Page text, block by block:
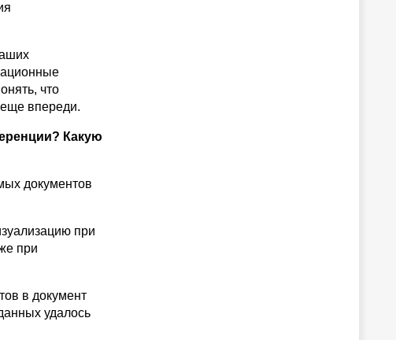
что
впереди.
Какую
документов
при
при
в документ
удалось